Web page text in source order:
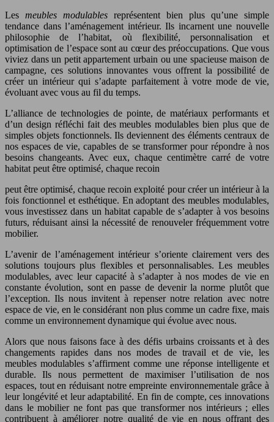
Les meubles modulables représentent bien plus qu’une simple
tendance dans l’aménagement intérieur. Ils incarnent une nouvelle
philosophie de l’habitat, où flexibilité, personnalisation et
optimisation de l’espace sont au cœur des préoccupations. Que vous
viviez dans un petit appartement urbain ou une spacieuse maison de
campagne, ces solutions innovantes vous offrent la possibilité de
créer un intérieur qui s’adapte parfaitement à votre mode de vie,
évoluant avec vous au fil du temps.
L’alliance de technologies de pointe, de matériaux performants et
d’un design réfléchi fait des meubles modulables bien plus que de
simples objets fonctionnels. Ils deviennent des éléments centraux de
nos espaces de vie, capables de se transformer pour répondre à nos
besoins changeants. Avec eux, chaque centimètre carré de votre
habitat peut être optimisé, chaque recoin
peut être optimisé, chaque recoin exploité pour créer un intérieur à la
fois fonctionnel et esthétique. En adoptant des meubles modulables,
vous investissez dans un habitat capable de s’adapter à vos besoins
futurs, réduisant ainsi la nécessité de renouveler fréquemment votre
mobilier.
L’avenir de l’aménagement intérieur s’oriente clairement vers des
solutions toujours plus flexibles et personnalisables. Les meubles
modulables, avec leur capacité à s’adapter à nos modes de vie en
constante évolution, sont en passe de devenir la norme plutôt que
l’exception. Ils nous invitent à repenser notre relation avec notre
espace de vie, en le considérant non plus comme un cadre fixe, mais
comme un environnement dynamique qui évolue avec nous.
Alors que nous faisons face à des défis urbains croissants et à des
changements rapides dans nos modes de travail et de vie, les
meubles modulables s’affirment comme une réponse intelligente et
durable. Ils nous permettent de maximiser l’utilisation de nos
espaces, tout en réduisant notre empreinte environnementale grâce à
leur longévité et leur adaptabilité. En fin de compte, ces innovations
dans le mobilier ne font pas que transformer nos intérieurs ; elles
contribuent à améliorer notre qualité de vie en nous offrant des